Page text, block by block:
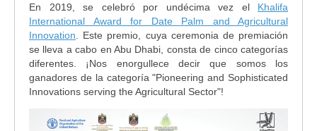
En 2019, se celebró por undécima vez el Khalifa
International Award for Date Palm and Agricultural
Innovation . Este premio, cuya ceremonia de premiación
se lleva a cabo en Abu Dhabi, consta de cinco categorías
diferentes. ¡Nos enorgullece decir que somos los
ganadores de la categoría "Pioneering and Sophisticated
Innovations serving the Agricultural Sector"!